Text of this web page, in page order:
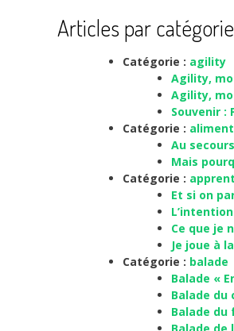
Articles par catégorie
Catégorie : agility
Agility,
Agility,
Souvenir :
Catégorie :
Au
Mais
Catégorie :
Et si on
Ce que je
Je joue à
Catégorie : balade
Balade «
Balade du
Balade du